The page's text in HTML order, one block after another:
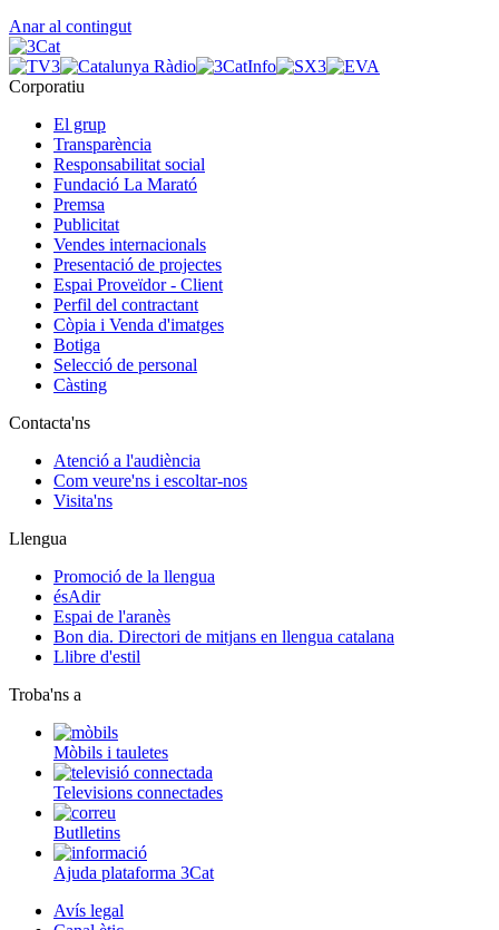
Anar al contingut
Corporatiu
El grup
Transparència
Responsabilitat social
Fundació La Marató
Premsa
Publicitat
Vendes internacionals
Presentació de projectes
Espai Proveïdor - Client
Perfil del contractant
Còpia i Venda d'imatges
Botiga
Selecció de personal
Càsting
Contacta'ns
Atenció a l'audiència
Com veure'ns i escoltar-nos
Visita'ns
Llengua
Promoció de la llengua
ésAdir
Espai de l'aranès
Bon dia. Directori de mitjans en llengua catalana
Llibre d'estil
Troba'ns a
Mòbils i tauletes
Televisions connectades
Butlletins
Ajuda plataforma 3Cat
Avís legal